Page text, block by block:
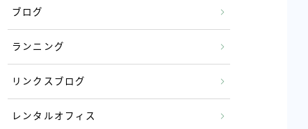
ブログ
ランニング
リンクスブログ
レンタルオフィス